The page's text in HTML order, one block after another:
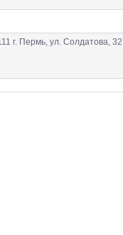
г. Пермь, ул. Солдатова, 32